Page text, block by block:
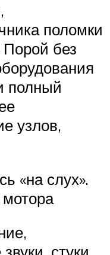
поломки
без
полный
узлов,
«на слух».
мотора